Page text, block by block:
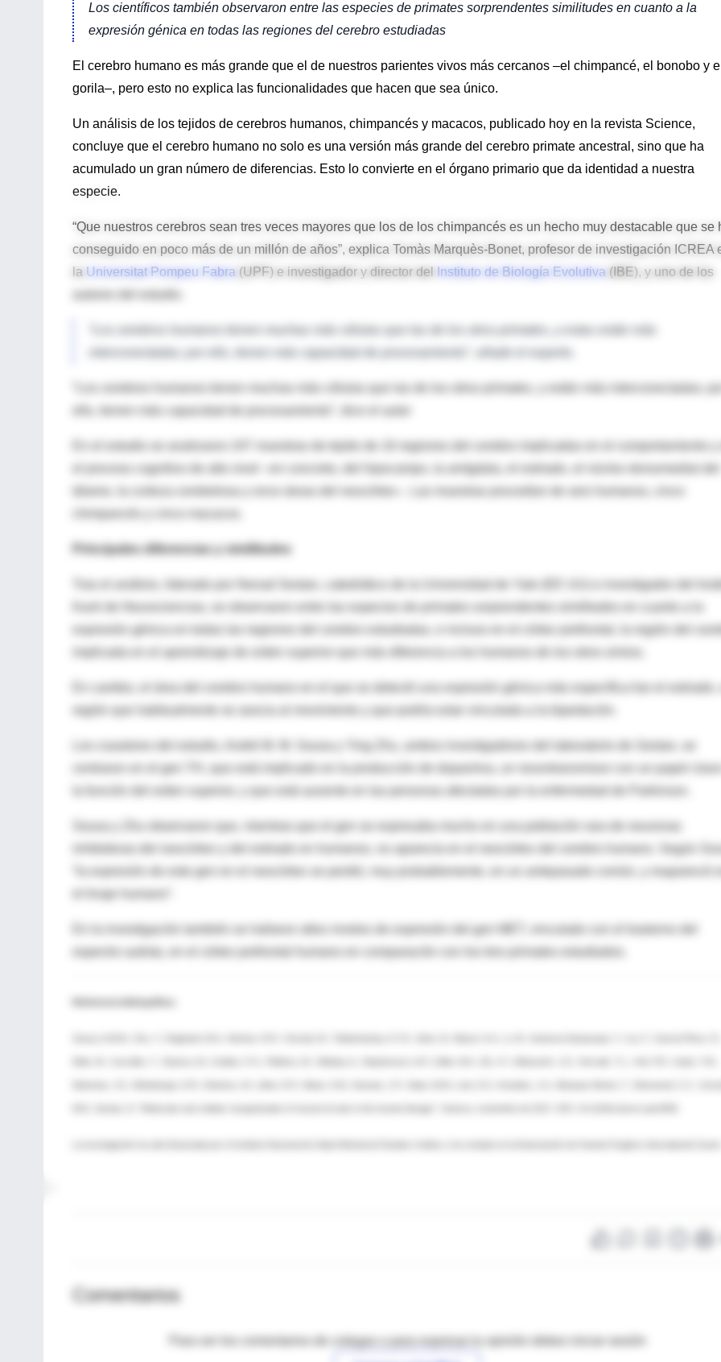
Los científicos también observaron entre las especies de primates sorprendentes similitudes en cuanto a la
expresión génica en todas las regiones del cerebro estudiadas
El cerebro humano es más grande que el de nuestros parientes vivos más cercanos –el chimpancé, el bonobo y el
gorila–, pero esto no explica las funcionalidades que hacen que sea único.
Un análisis de los tejidos de cerebros humanos, chimpancés y macacos, publicado hoy en la revista Science,
concluye que el cerebro humano no solo es una versión más grande del cerebro primate ancestral, sino que ha
acumulado un gran número de diferencias. Esto lo convierte en el órgano primario que da identidad a nuestra
especie.
“Que nuestros cerebros sean tres veces mayores que los de los chimpancés es un hecho muy destacable que se
conseguido en poco más de un millón de años”, explica Tomàs Marquès-Bonet, profesor de investigación ICREA
la Universitat Pompeu Fabra (UPF) e investigador y director del Instituto de Biología Evolutiva (IBE), y uno de los
interconectadas; por ello, tienen más capacidad de procesamiento”, añade el experto.
ello, tienen más capacidad de procesamiento”, dice el autor
En el estudio se analizaron 247 muestras de tejido de 16 regiones del cerebro implicadas en el comportamiento y
el proceso cognitivo de alto nivel –en concreto, del hipocampo, la amígdala, el estriado, el núcleo dorsomedial del
Principales diferencias y similitudes
Tras el análisis, liderado por Nenad Sestan, catedrático de la Universidad de Yale (EE UU) e investigador del
expresión génica en todas las regiones del cerebro estudiadas, e incluso en el córtex prefrontal, la región del
implicada en el aprendizaje de orden superior que más diferencia a los humanos de los otros simios.
región que habitualmente se asocia al movimiento y que podría estar vinculada a la bipedación.
Los coautores del estudio, André M. M. Sousa y Ying Zhu, ambos investigadores del laboratorio de Sestan, se
centraron en el gen TH, que está implicado en la producción de dopamina, un neurotransmisor con un papel clave
la función del orden superior, y que está ausente en las personas afectadas por la enfermedad de Parkinson.
Sousa y Zhu observaron que, mientras que el gen se expresaba mucho en una población rara de neuronas
inhibidoras del neocórtex y del estriado en humanos, no aparecía en el neocórtex del cerebro humano. Según
“la expresión de este gen en el neocórtex se perdió, muy probablemente, en un antepasado común, y reapareció
el linaje humano”.
En la investigación también se hallaron altos niveles de expresión del gen MET, vinculado con el trastorno del
Comentarios
Para ver los comentarios de colegas o para expresar tu opinión debes iniciar sesión